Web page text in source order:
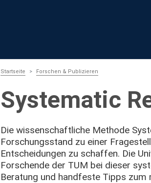
Startseite Forschen & Publizieren
Systematic
Die wissenschaftliche Methode
Forschungsstand zu einer
Entscheidungen zu schaffen. Die
Forschende der TUM bei dieser
Beratung und handfeste Tipps zum